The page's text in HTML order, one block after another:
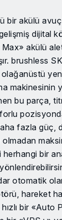
akülü
dijital
akülü
brushless
makinesinin
bu parça,
fazla güç,
herhangi bir
otomatik
hareket
bir